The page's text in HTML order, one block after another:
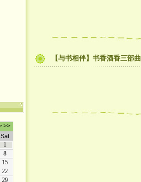
【与书相伴】书香酒香三部曲